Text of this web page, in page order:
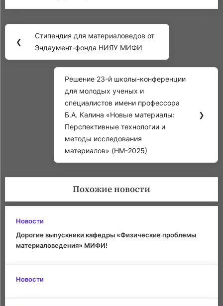
Навигация
записям
❮
Previous
Post:
Стипендия для материаловедов от
Эндаумент-фонда НИЯУ МИФИ
Next
Post:
Решение 23-й школы-конференции
для молодых ученых и
специалистов имени профессора
Б.А. Калина «Новые материалы:
Перспективные технологии и
методы исследования
материалов» (НМ-2025)
❯
Похожие новости
Новости
Дорогие выпускники кафедры «Физические проблемы
материаловедения» МИФИ!
Новости